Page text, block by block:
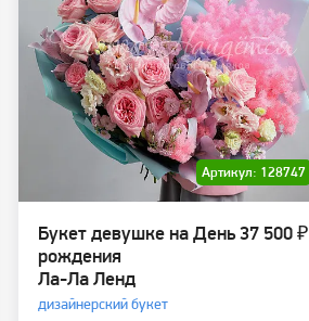
Артикул: 128747
Букет девушке на День
рождения
Ла-Ла Ленд
дизайнерский букет
37 500 ₽